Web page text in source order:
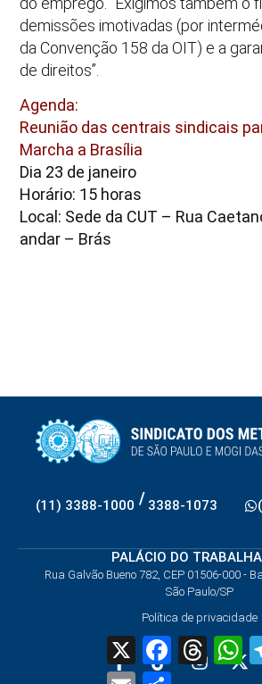
demissões imotivadas (por
da Convenção 158 da OIT) e a
de direitos”.
Agenda:
Reunião das centrais sindicais
Marcha a Brasília
Dia 23 de janeiro
Horário: 15 horas
Local: Sede da CUT – Rua
andar – Brás
(11) 3388-1000 / 3388-1073
PALÁCIO DO
Rua Galvão Bueno 782, CEP 01506-000 -
São Paulo/SP
Política de privacidade
X FacebookThreads
Email